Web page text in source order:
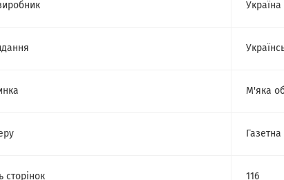
Україна
М'яка
Газетна
сторінок 116